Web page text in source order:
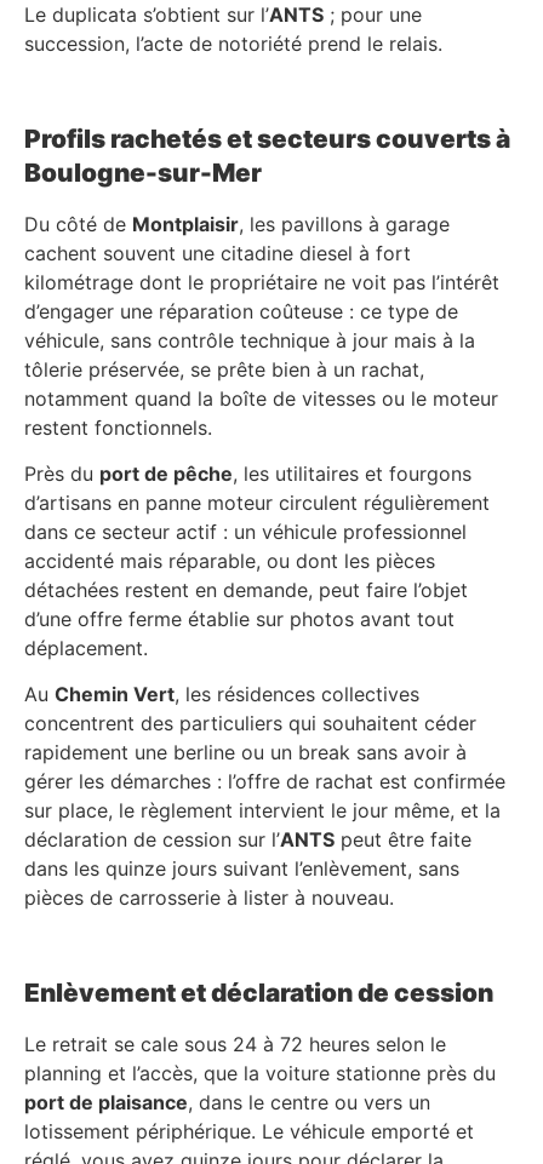
Le duplicata s’obtient sur l’ANTS ; pour une
succession, l’acte de notoriété prend le relais.
Profils rachetés et secteurs couverts à
Boulogne-sur-Mer
Du côté de Montplaisir, les pavillons à garage
cachent souvent une citadine diesel à fort
kilométrage dont le propriétaire ne voit pas l’intérêt
d’engager une réparation coûteuse : ce type de
véhicule, sans contrôle technique à jour mais à la
tôlerie préservée, se prête bien à un rachat,
notamment quand la boîte de vitesses ou le moteur
restent fonctionnels.
Près du port de pêche, les utilitaires et fourgons
d’artisans en panne moteur circulent régulièrement
dans ce secteur actif : un véhicule professionnel
accidenté mais réparable, ou dont les pièces
détachées restent en demande, peut faire l’objet
d’une offre ferme établie sur photos avant tout
déplacement.
Au Chemin Vert, les résidences collectives
concentrent des particuliers qui souhaitent céder
rapidement une berline ou un break sans avoir à
gérer les démarches : l’offre de rachat est confirmée
sur place, le règlement intervient le jour même, et la
déclaration de cession sur l’ANTS peut être faite
dans les quinze jours suivant l’enlèvement, sans
pièces de carrosserie à lister à nouveau.
Enlèvement et déclaration de cession
Le retrait se cale sous 24 à 72 heures selon le
planning et l’accès, que la voiture stationne près du
port de plaisance, dans le centre ou vers un
lotissement périphérique. Le véhicule emporté et